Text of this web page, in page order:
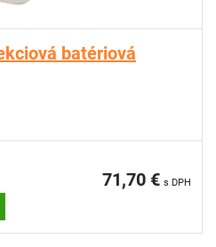
batériová
71,70 € s DPH